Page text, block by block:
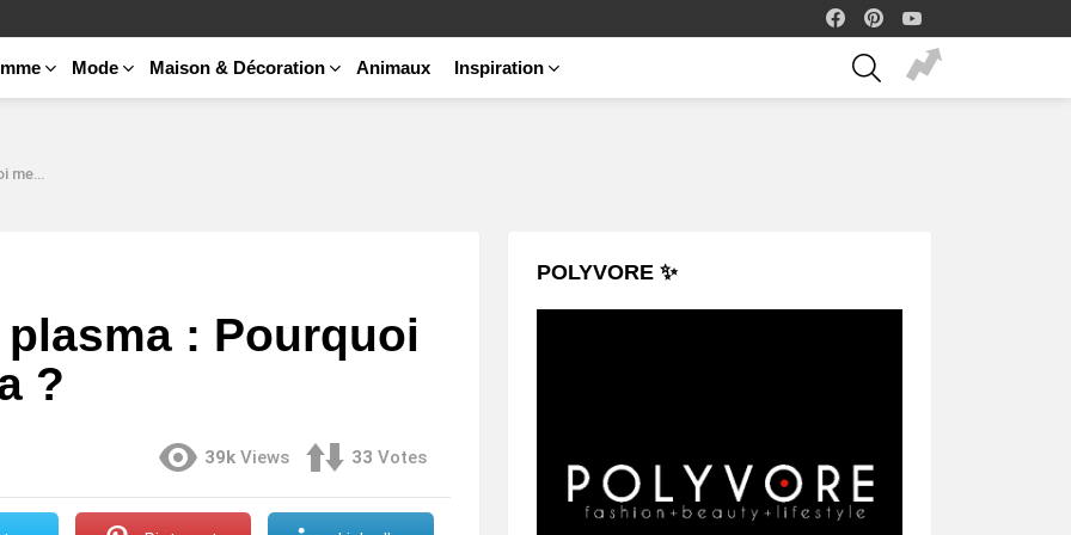
facebook
Mode Maison & Décoration Animaux Inspiration
SEARCH
?
: Pourquoi
?
39k Views 33 Votes
POLYVORE ✨